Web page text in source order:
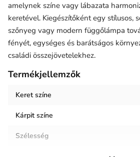
amelynek színe vagy lábazata
keretével. Kiegészítőként egy stílusos,
szőnyeg vagy modern függőlámpa
fényét, egységes és barátságos
családi összejövetelekhez.
Termékjellemzők
Keret színe
Kárpit színe
Szélesség